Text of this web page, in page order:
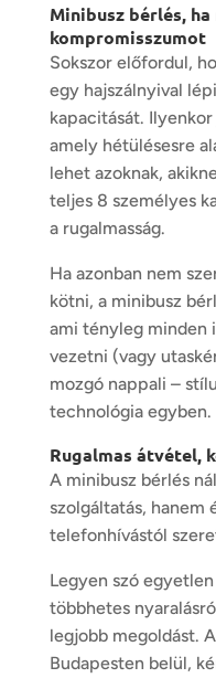
Minibusz bérlés,
kompromisszumot
Sokszor előfordul,
egy hajszálnyival
kapacitását.
amely hétülésesre
lehet azoknak,
teljes 8 személyes
a rugalmasság.
Ha azonban nem
kötni, a minibusz
ami tényleg minden
vezetni (vagy
mozgó nappali –
technológia egyben.
Rugalmas átvétel,
A minibusz bérlés
szolgáltatás, hanem
telefonhívástól
Legyen szó
többhetes
legjobb megoldást.
Budapesten belül,